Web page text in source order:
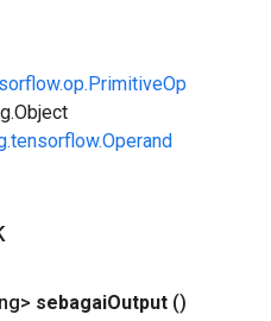
sebagaiOutput ()